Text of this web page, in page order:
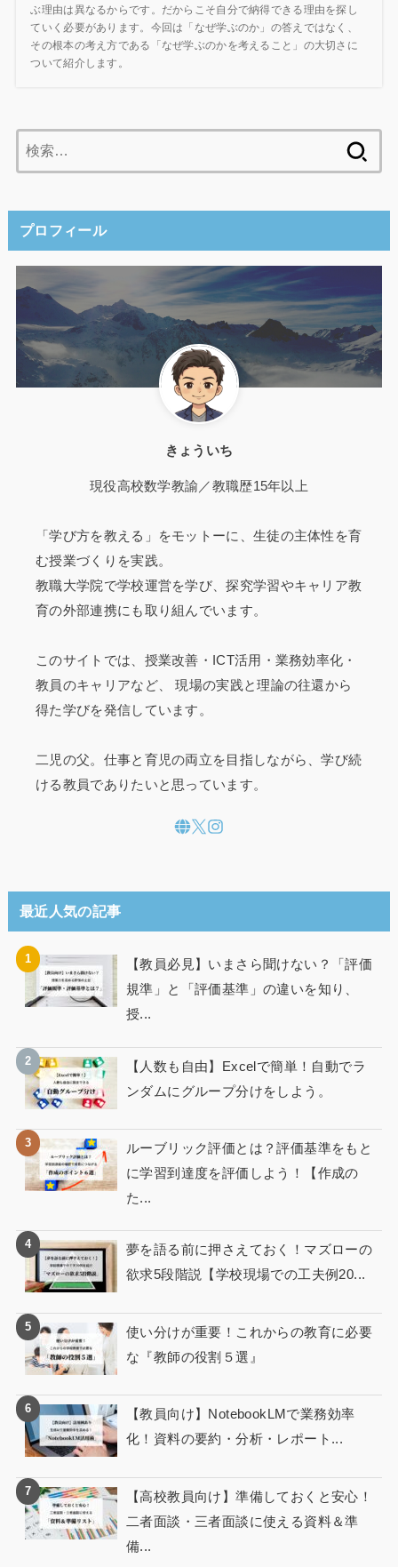
ぶ理由は異なるからです。だからこそ自分で納得できる理由を探し
ていく必要があります。今回は「なぜ学ぶのか」の答えではなく、
その根本の考え方である「なぜ学ぶのかを考えること」の大切さに
ついて紹介します。
索:
プロフィール
きょういち
現役高校数学教諭／教職歴15年以上
「学び方を教える」をモットーに、生徒の主体性を育
む授業づくりを実践。
教職大学院で学校運営を学び、探究学習やキャリア教
育の外部連携にも取り組んでいます。
このサイトでは、授業改善・ICT活用・業務効率化・
教員のキャリアなど、 現場の実践と理論の往還から
得た学びを発信しています。
二児の父。仕事と育児の両立を目指しながら、学び続
ける教員でありたいと思っています。
最近人気の記事
【教員必見】いまさら聞けない？「評価
規準」と「評価基準」の違いを知り、
授...
【人数も自由】Excelで簡単！自動でラ
ンダムにグループ分けをしよう。
ルーブリック評価とは？評価基準をもと
に学習到達度を評価しよう！【作成の
た...
夢を語る前に押さえておく！マズローの
欲求5段階説【学校現場での工夫例20...
使い分けが重要！これからの教育に必要
な『教師の役割５選』
【教員向け】NotebookLMで業務効率
化！資料の要約・分析・レポート...
【高校教員向け】準備しておくと安心！
二者面談・三者面談に使える資料＆準
備...